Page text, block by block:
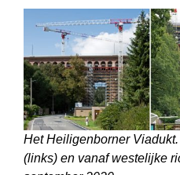
Het Heiligenborner
(links) en vanaf westelijke